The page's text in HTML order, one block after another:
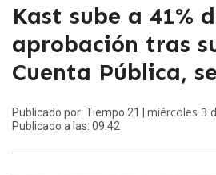
Kast sube a 41%
aprobación tras
Cuenta Pública,
Publicado por: Tiempo 21 | miércoles 3
Publicado a las: 09:42